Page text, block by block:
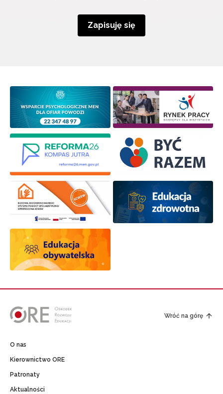
Zapisuję się
Wróć na górę
O nas
Kierownictwo ORE
Patronaty
Aktualności